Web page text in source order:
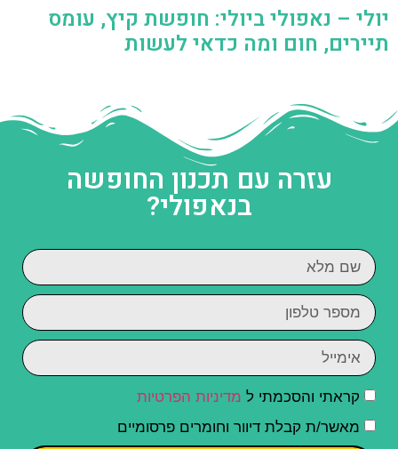
יולי – נאפולי ביולי: חופשת קיץ, עומס
תיירים, חום ומה כדאי לעשות
עזרה עם תכנון החופשה
בנאפולי?
קראתי והסכמתי ל מדיניות הפרטיות
מאשר/ת קבלת דיוור וחומרים פרסומיים